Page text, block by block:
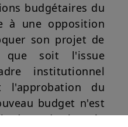
budgétaires du
à une opposition
son projet de
que soit l'issue
institutionnel
l'approbation du
budget n'est
de l'année